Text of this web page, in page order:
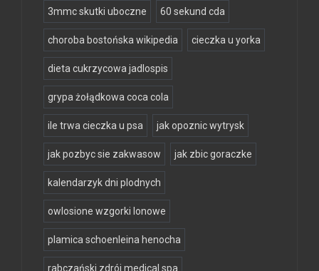
3mmc skutki uboczne 60 sekund cda
choroba bostońska wikipedia cieczka u yorka
dieta cukrzycowa jadlospis
grypa żołądkowa coca cola
ile trwa cieczka u psa jak opoznic wytrysk
jak pozbyc sie zakwasow jak zbic goraczke
kalendarzyk dni plodnych
owlosione wzgorki lonowe
plamica schoenleina henocha
rabczański zdrój medical spa